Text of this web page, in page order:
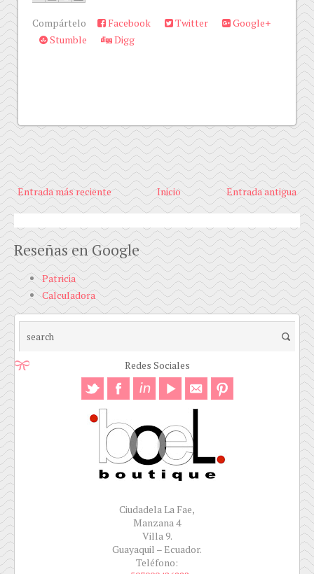
Compártelo Facebook Twitter
Google+
Stumble
Digg
Entrada más reciente Entrada antigua
Inicio
Reseñas en Google
Patricia
Calculadora
Redes Sociales
Ciudadela La Fae,
Manzana 4
Villa 9.
Guayaquil – Ecuador.
Teléfono: